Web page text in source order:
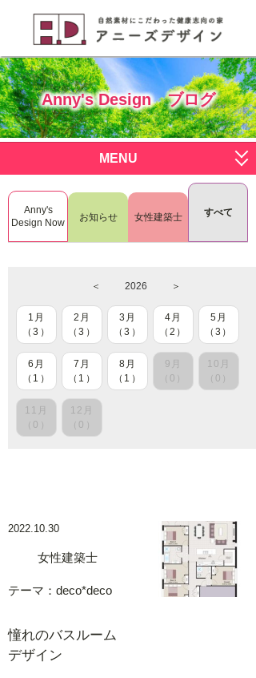
Anny's Design ブログ
MENU
サービス一覧
すまいく
RenoDeco
L.I.S.H
施工写真
スタッフ募集
お問い合わせはこちら
Anny's
Design Now
お知らせ 女性建築士 すべて
＜ 2026 ＞
1月
（3）
2月
（3）
3月
（3）
4月
（2）
5月
（3）
6月
（1）
7月
（1）
8月
（1）
9月
（0）
10月
（0）
11月
（0）
12月
（0）
2022.10.30
女性建築士
テーマ： deco*deco
憧れのバスルーム
デザイン